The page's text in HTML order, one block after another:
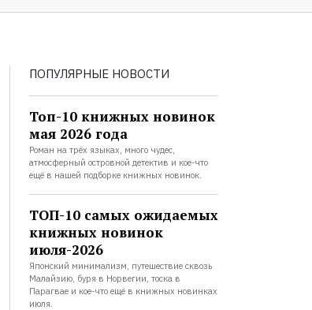
ПОПУЛЯРНЫЕ НОВОСТИ
Топ-10 книжных новинок
мая 2026 года
Роман на трёх языках, много чудес,
атмосферный островной детектив и кое-что
ещё в нашей подборке книжных новинок.
ТОП-10 самых ожидаемых
книжных новинок
июля-2026
Японский минимализм, путешествие сквозь
Малайзию, буря в Норвегии, тоска в
Парагвае и кое-что ещё в книжных новинках
июля.